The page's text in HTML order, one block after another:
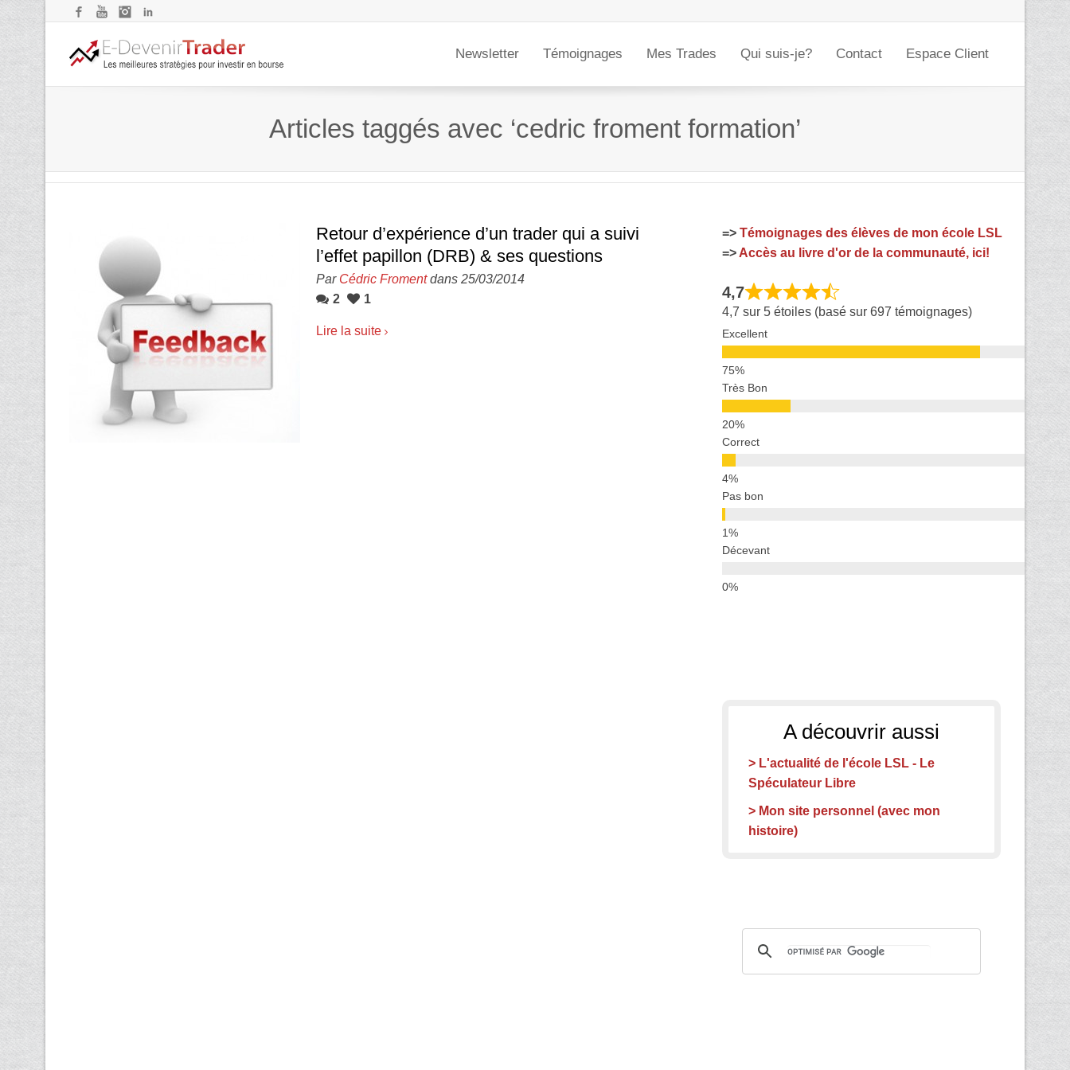
FacebookYouTubeInstagram
Newsletter Témoignages Mes Trades Qui suis-je? Contact Espace Client
Articles taggés avec ‘cedric froment formation’
Retour d’expérience d’un trader qui a suivi
l’effet papillon (DRB) & ses questions
Par Cédric Fromentdans 25/03/2014
2
1
Lire la suite
=> Témoignages des élèves de mon école LSL
=> Accès au livre d'or de la communauté, ici!
4,7
4,7 sur 5 étoiles (basé sur 697 témoignages)
Excellent
Très Bon
Correct
Pas bon
Décevant
A découvrir aussi
> L'actualité de l'école LSL - Le
Spéculateur Libre
> Mon site personnel (avec mon
histoire)